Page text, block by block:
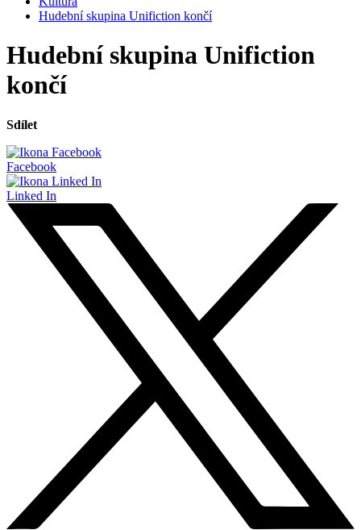
Hudební skupina Unifiction končí
Hudební skupina Unifiction
končí
Sdílet
Facebook
Linked In